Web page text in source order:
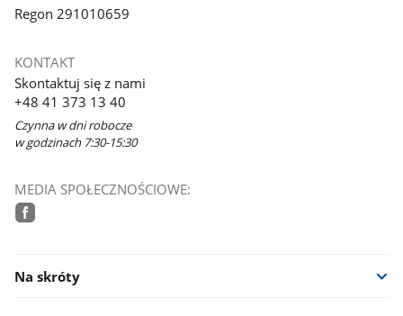
Regon 291010659
KONTAKT
Skontaktuj się z nami
+48 41 373 13 40
Czynna w dni robocze
w godzinach 7:30-15:30
MEDIA SPOŁECZNOŚCIOWE:
Na skróty